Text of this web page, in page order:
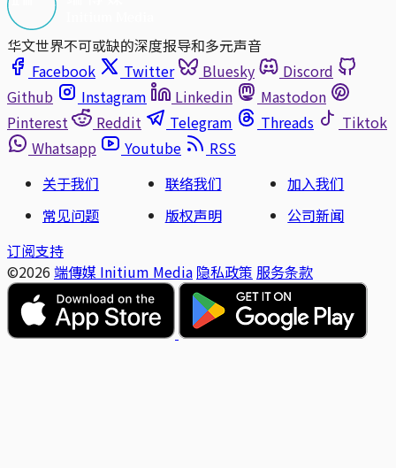
华文世界不可或缺的深度报导和多元声音
Facebook
Twitter Bluesky
Discord
Github
Instagram Linkedin
Mastodon
Pinterest
Reddit Telegram Threads
Tiktok
Whatsapp
Youtube
RSS
关于我们
联络我们
加入我们
常见问题
版权声明
公司新闻
订阅支持
©2026 端傳媒 Initium Media 隐私政策 服务条款